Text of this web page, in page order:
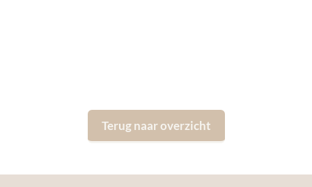
Terug naar overzicht